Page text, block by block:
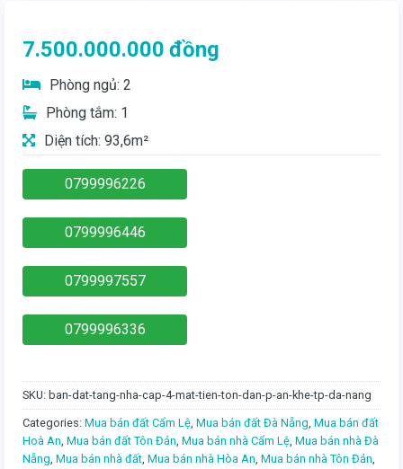
7.500.000.000 đồng
Phòng ngủ: 2
Phòng tắm: 1
Diện tích: 93,6m²
0799996226
0799996446
0799997557
0799996336
SKU: ban-dat-tang-nha-cap-4-mat-tien-ton-dan-p-an-khe-tp-da-nang
Categories: Mua bán đất Cẩm Lệ, Mua bán đất Đà Nẵng, Mua bán đất
Hoà An, Mua bán đất Tôn Đản, Mua bán nhà Cẩm Lệ, Mua bán nhà Đà
Nẵng, Mua bán nhà đất, Mua bán nhà Hòa An, Mua bán nhà Tôn Đản,